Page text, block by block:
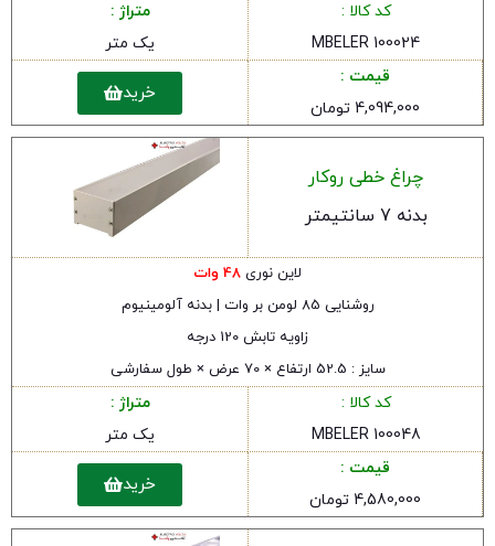
کد کالا :
MBELER 100024
متراژ :
یک متر
قیمت :
4,094,000 تومان
خرید
چراغ خطی روکار
بدنه 7 سانتیمتر
لاین نوری 48 وات
روشنایی 85 لومن بر وات | بدنه آلومینیوم
زاویه تابش 120 درجه
سایز : 52.5 ارتفاع × 70 عرض × طول سفارشی
کد کالا :
MBELER 100048
متراژ :
یک متر
قیمت :
4,580,000 تومان
خرید